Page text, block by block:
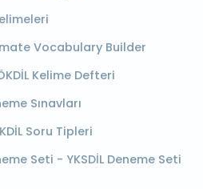
Vocabulary Builder
Kelime Defteri
Sınavları
Soru Tipleri
Seti - YKSDİL Deneme Seti